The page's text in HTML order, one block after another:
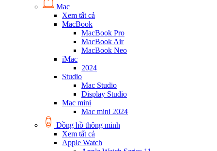
Mac
Xem tất cả
MacBook
MacBook Pro
MacBook Air
MacBook Neo
iMac
2024
Studio
Mac Studio
Display Studio
Mac mini
Mac mini 2024
Đồng hồ thông minh
Xem tất cả
Apple Watch